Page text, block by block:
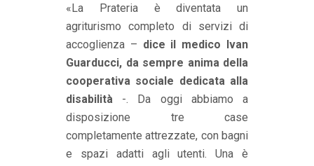
«La Prateria è diventata un
agriturismo completo di servizi di
accoglienza – dice il medico Ivan
Guarducci, da sempre anima della
cooperativa sociale dedicata alla
disabilità -. Da oggi abbiamo a
disposizione tre case
completamente attrezzate, con bagni
e spazi adatti agli utenti. Una è